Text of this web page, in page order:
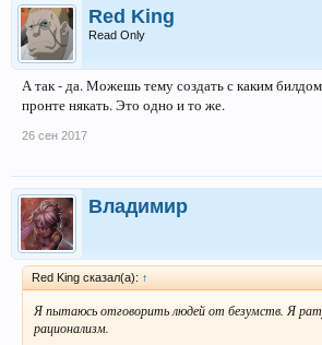
Red King
Read Only
А так - да. Можешь тему создать с каким
пронте някать. Это одно и то же.
26 сен 2017
Владимир
Red King сказал(а): ↑
Я пытаюсь отговорить людей от безумств. Я
рационализм.